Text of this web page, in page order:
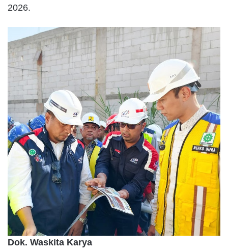
2026.
Dok. Waskita Karya